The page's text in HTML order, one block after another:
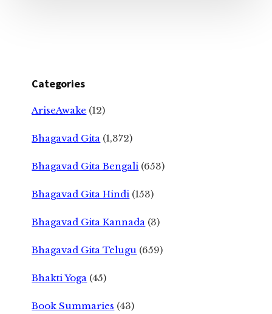
Categories
AriseAwake (12)
Bhagavad Gita (1,372)
Bhagavad Gita Bengali (653)
Bhagavad Gita Hindi (153)
Bhagavad Gita Kannada (3)
Bhagavad Gita Telugu (659)
Bhakti Yoga (45)
Book Summaries (43)